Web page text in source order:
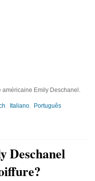
Emily Deschanel.
Italiano Português
Deschanel